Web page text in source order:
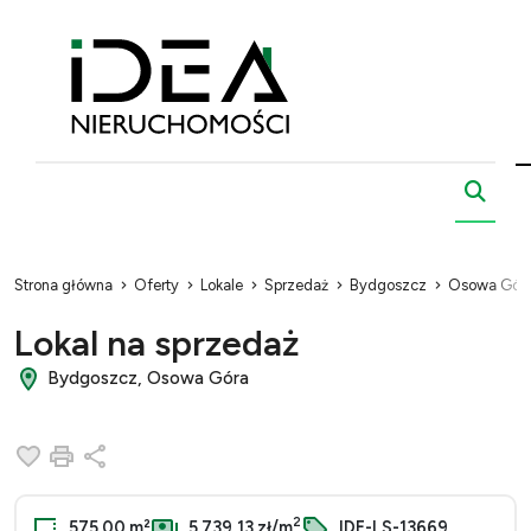
Strona główna Oferty Lokale Sprzedaż Bydgoszcz Osowa
Lokal na sprzedaż
Bydgoszcz, Osowa Góra
Dodaj do ulubionych
Drukuj
2